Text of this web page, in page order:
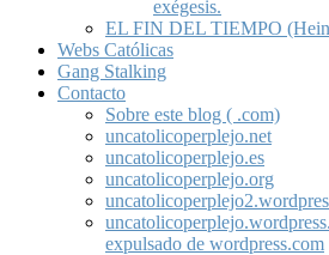
exégesis.
EL FIN DEL TIEMPO
Webs Católicas
Gang Stalking
Contacto
Sobre este blog ( .com)
uncatolicoperplejo.net
uncatolicoperplejo.es
uncatolicoperplejo.org
expulsado de wordpress.com